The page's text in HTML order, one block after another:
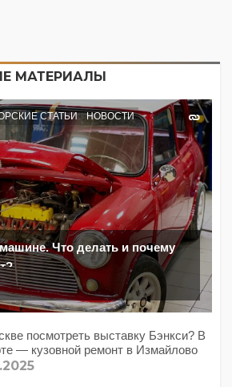
МАТЕРИАЛЫ
СТАТЬИ НОВОСТИ
Что делать и почему
посмотреть выставку Бэнкси? В
— кузовной ремонт в Измайлово